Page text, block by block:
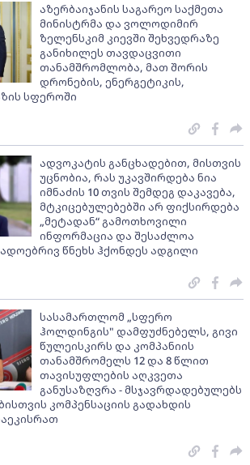
აზერბაიჯანის საგარეო საქმეთა
მინისტრმა და ვოლოდიმირ
ზელენსკიმ კიევში შეხვედრაზე
განიხილეს თავდაცვითი
თანამშრომლობა, მათ შორის
დრონების, ენერგეტიკის,
სფეროში
ადვოკატის განცხადებით, მისთვის
უცნობია, რას უკავშირდება ნია
იმნაძის 10 თვის შემდეგ დაკავება,
მტკიცებულებებში არ ფიქსირდება
„მეტადან“ გამოთხოვილი
ინფორმაცია და შესაძლოა
წნეხს ჰქონდეს ადგილი
სასამართლომ „სფერო
ჰოლდინგის" დამფუძნებელს, გივი
წულეისკირს და კომპანიის
თანამშრომელს 12 და 8 წლით
თავისუფლების აღკვეთა
განუსაზღვრა - მსჯავრდადებულებს
კომპენსაციის გადახდის